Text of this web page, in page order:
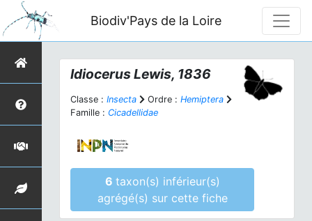
Biodiv'Pays de la Loire
Idiocerus Lewis, 1836
Classe : Insecta Ordre : Hemiptera
Famille : Cicadellidae
6 taxon(s) inférieur(s)
agrégé(s) sur cette fiche